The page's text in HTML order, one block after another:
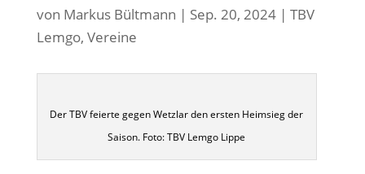
von Markus Bültmann | Sep. 20, 2024| TBV
Lemgo, Vereine
Der TBV feierte gegen Wetzlar den ersten Heimsieg der
Saison. Foto: TBV Lemgo Lippe